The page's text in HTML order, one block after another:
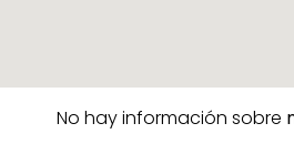
No hay información sobre